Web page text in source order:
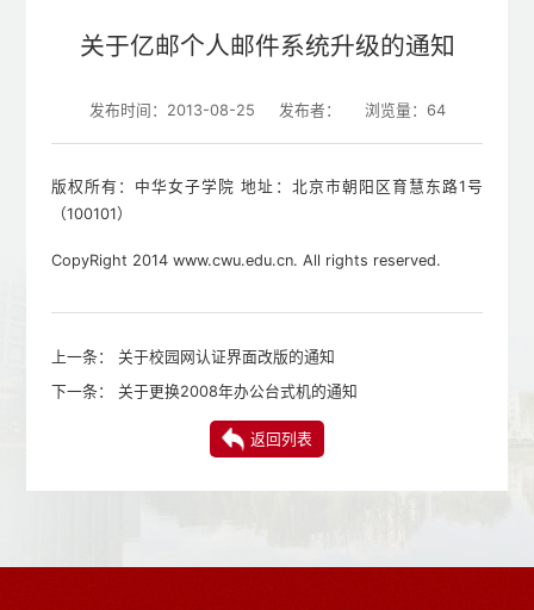
关于亿邮个人邮件系统升级的通知
发布时间：2013-08-25 发布者： 浏览量： 64
版权所有：中华女子学院 地址：北京市朝阳区育慧东路1号
（100101）
CopyRight 2014 www.cwu.edu.cn. All rights reserved.
上一条： 关于校园网认证界面改版的通知
下一条： 关于更换2008年办公台式机的通知
返回列表